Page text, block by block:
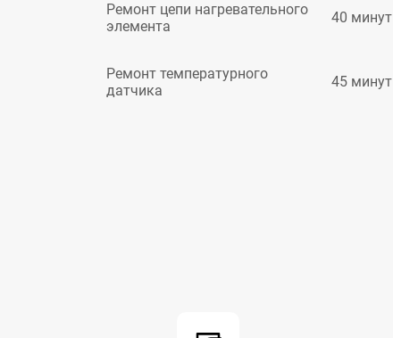
Ремонт цепи нагревательного
элемента
40 минут
Ремонт температурного
датчика
45 минут